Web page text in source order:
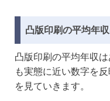
凸版印刷の平均年
凸版印刷の平均年収
も実態に近い数字を
を見ていきます。